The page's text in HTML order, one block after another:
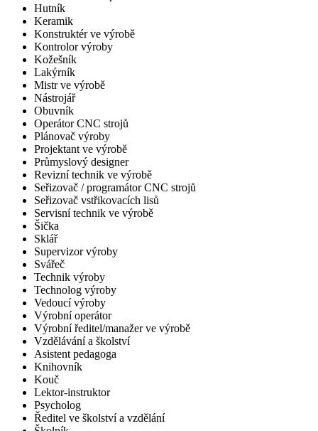
Hutník
Keramik
Konstruktér ve výrobě
Kontrolor výroby
Kožešník
Lakýrník
Mistr ve výrobě
Nástrojář
Obuvník
Operátor CNC strojů
Plánovač výroby
Projektant ve výrobě
Průmyslový designer
Revizní technik ve výrobě
Seřizovač / programátor CNC strojů
Seřizovač vstřikovacích lisů
Servisní technik ve výrobě
Šička
Sklář
Supervizor výroby
Svářeč
Technik výroby
Technolog výroby
Vedoucí výroby
Výrobní operátor
Výrobní ředitel/manažer ve výrobě
Vzdělávání a školství
Asistent pedagoga
Knihovník
Kouč
Lektor-instruktor
Psycholog
Ředitel ve školství a vzdělání